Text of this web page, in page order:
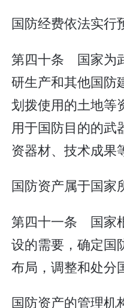
国防经费依法实行
第四十条 国家为
研生产和其他国防
划拨使用的土地等
用于国防目的的武
资器材、技术成果
国防资产属于国家
第四十一条 国家
设的需要，确定国
布局，调整和处分
国防资产的管理机